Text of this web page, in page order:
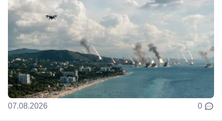
07.08.2026 0